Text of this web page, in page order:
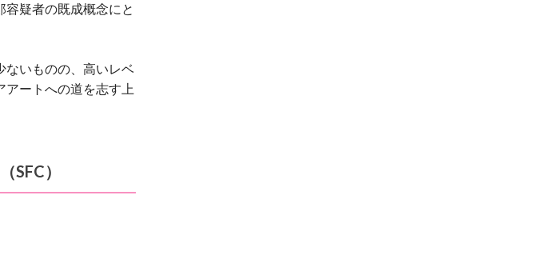
疑者の既成概念にと
ないものの、高いレベ
アートへの道を志す上
SFC）